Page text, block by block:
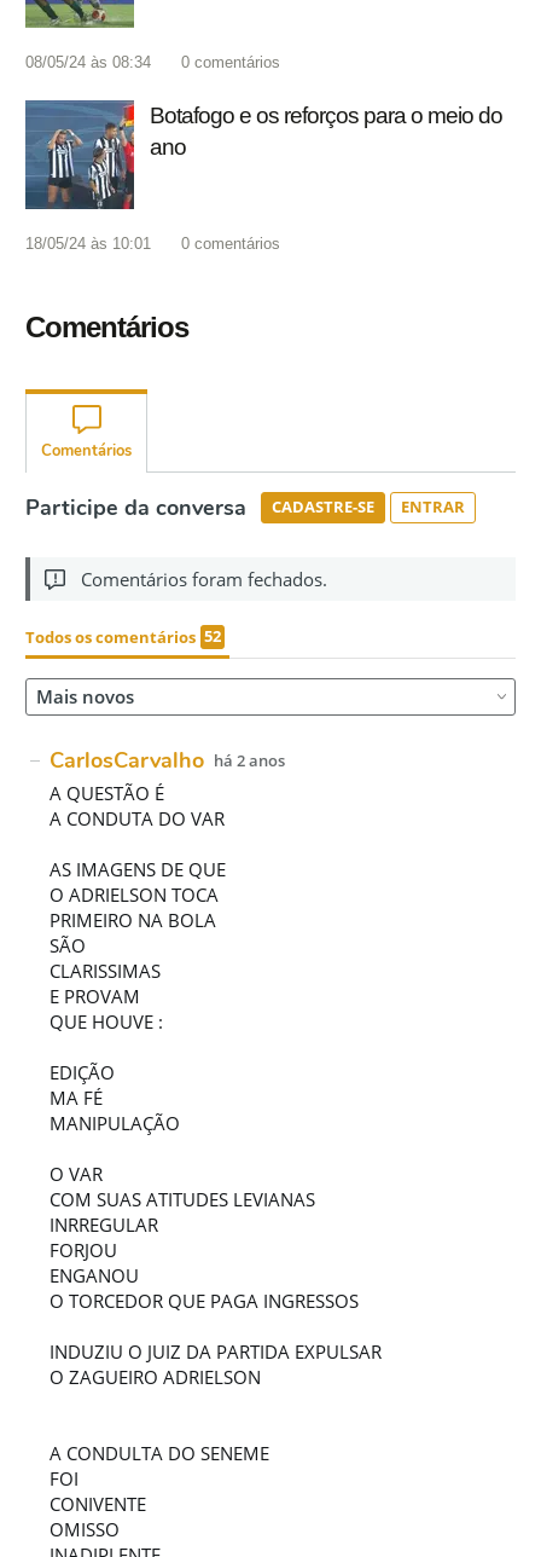
08/05/24 às 08:34 0 comentários
Botafogo e os reforços para o meio do
ano
18/05/24 às 10:01 0 comentários
Comentários